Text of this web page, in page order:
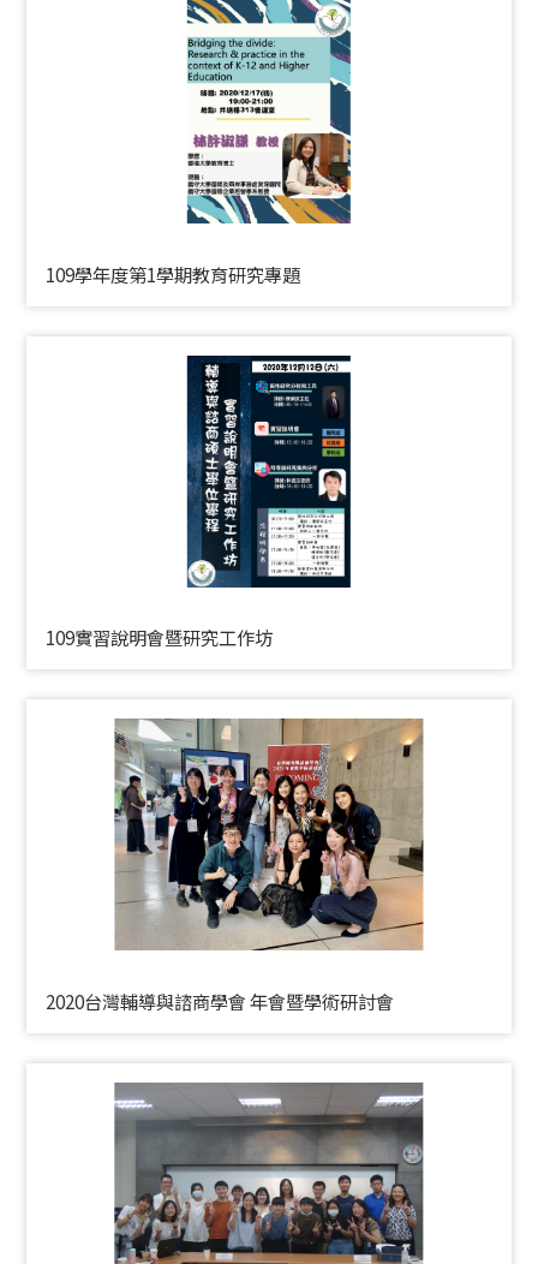
109學年度第1學期教育研究專題
109實習說明會暨研究工作坊
2020台灣輔導與諮商學會 年會暨學術研討會